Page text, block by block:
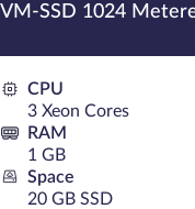
SSD 1024
CPU
3 Xeon Cores
RAM
1 GB
Space
20 GB SSD